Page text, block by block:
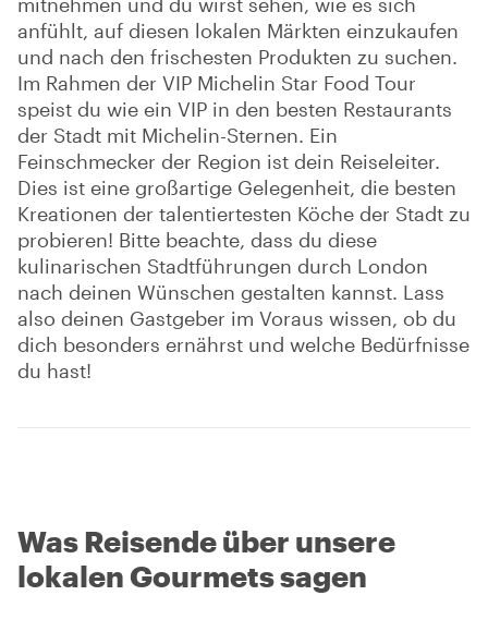
anfühlt, auf diesen lokalen Märkten einzukaufen
und nach den frischesten Produkten zu suchen.
Im Rahmen der VIP Michelin Star Food Tour
speist du wie ein VIP in den besten Restaurants
der Stadt mit Michelin-Sternen. Ein
Feinschmecker der Region ist dein Reiseleiter.
Dies ist eine großartige Gelegenheit, die besten
Kreationen der talentiertesten Köche der Stadt zu
probieren! Bitte beachte, dass du diese
kulinarischen Stadtführungen durch London
nach deinen Wünschen gestalten kannst. Lass
also deinen Gastgeber im Voraus wissen, ob du
dich besonders ernährst und welche Bedürfnisse
du hast!
Was Reisende über unsere
lokalen Gourmets sagen